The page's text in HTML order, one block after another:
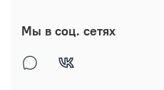
Мы в соц. сетях